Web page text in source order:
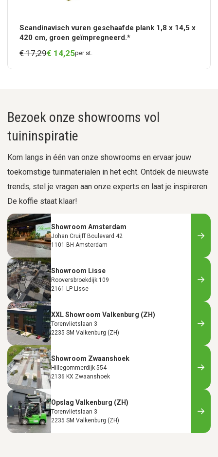
Scandinavisch vuren geschaafde plank 1,8 x 14,5 x
420 cm, groen geïmpregneerd.*
€ 17,29€ 14,25per st.
Bezoek onze showrooms vol
tuininspiratie
Kom langs in één van onze showrooms en ervaar jouw
toekomstige tuinmaterialen in het echt. Ontdek de nieuwste
trends, stel je vragen aan onze experts en laat je inspireren.
De koffie staat klaar!
Showroom Amsterdam
Johan Cruijff Boulevard 42
1101 BH Amsterdam
Showroom Lisse
Rooversbroekdijk 109
2161 LP Lisse
XXL Showroom Valkenburg (ZH)
Torenvlietslaan 3
2235 SM Valkenburg (ZH)
Showroom Zwaanshoek
Hillegommerdijk 554
2136 KX Zwaanshoek
Opslag Valkenburg (ZH)
Torenvlietslaan 3
2235 SM Valkenburg (ZH)